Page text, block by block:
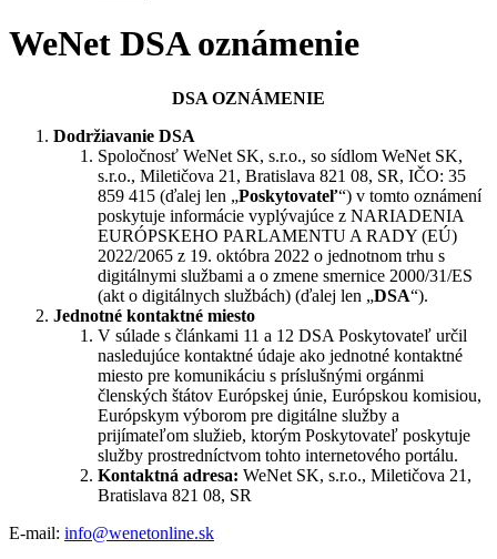
WeNet DSA oznámenie
DSA OZNÁMENIE
Dodržiavanie DSA
Spoločnosť WeNet SK, s.r.o., so sídlom WeNet SK,
s.r.o., Miletičova 21, Bratislava 821 08, SR, IČO: 35
859 415 (ďalej len „Poskytovateľ“) v tomto oznámení
poskytuje informácie vyplývajúce z NARIADENIA
EURÓPSKEHO PARLAMENTU A RADY (EÚ)
2022/2065 z 19. októbra 2022 o jednotnom trhu s
digitálnymi službami a o zmene smernice 2000/31/ES
(akt o digitálnych službách) (ďalej len „DSA“).
Jednotné kontaktné miesto
V súlade s článkami 11 a 12 DSA Poskytovateľ určil
nasledujúce kontaktné údaje ako jednotné kontaktné
miesto pre komunikáciu s príslušnými orgánmi
členských štátov Európskej únie, Európskou komisiou,
Európskym výborom pre digitálne služby a
prijímateľom služieb, ktorým Poskytovateľ poskytuje
služby prostredníctvom tohto internetového portálu.
Kontaktná adresa: WeNet SK, s.r.o., Miletičova 21,
Bratislava 821 08, SR
E-mail: info@wenetonline.sk